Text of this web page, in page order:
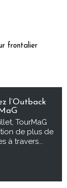
frontalier
l’Outback
TourMaG
de plus de
à travers...